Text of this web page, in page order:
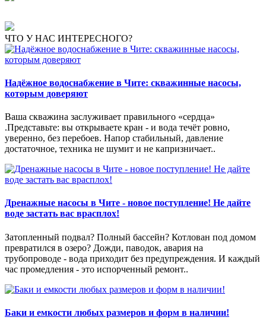
ЧТО У НАС ИНТЕРЕСНОГО?
Надёжное водоснабжение в Чите: скважинные насосы,
которым доверяют
Ваша скважина заслуживает правильного «сердца»
.Представьте: вы открываете кран - и вода течёт ровно,
уверенно, без перебоев. Напор стабильный, давление
достаточное, техника не шумит и не капризничает..
Дренажные насосы в Чите - новое поступление! Не дайте
воде застать вас врасплох!
Затопленный подвал? Полный бассейн? Котлован под домом
превратился в озеро? Дожди, паводок, авария на
трубопроводе - вода приходит без предупреждения. И каждый
час промедления - это испорченный ремонт..
Баки и емкости любых размеров и форм в наличии!